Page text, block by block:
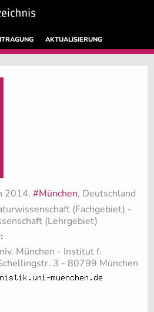
AKTUALISIERUNG
2014, #München, Deutschland
(Fachgebiet) -
(Lehrgebiet)
München - Institut f.
3 - 80799 München